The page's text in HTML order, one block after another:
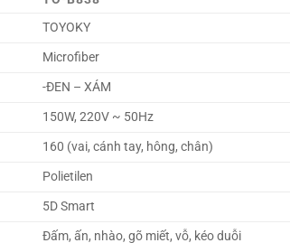
TOYOKY
Microfiber
-ĐEN – XÁM
150W, 220V ~ 50Hz
160 (vai, cánh tay, hông, chân)
Polietilen
5D Smart
Đấm, ấn, nhào, gõ miết, vỗ, kéo duỗi